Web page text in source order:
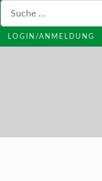
LOGIN/ANMELDUNG